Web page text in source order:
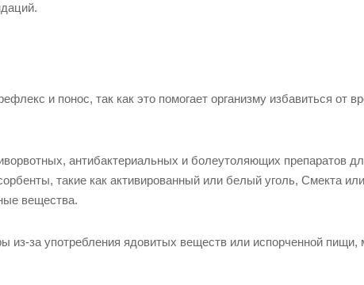
и понос, так как это помогает организму избавиться от
антибактериальных и болеутоляющих препаратов
такие как активированный или белый уголь, Смекта
вещества.
из-за употребления ядовитых веществ или испорченной пищи,